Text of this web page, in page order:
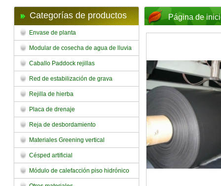
Categorías de productos
Envase de planta
Modular de cosecha de agua de lluvia
Caballo Paddock rejillas
Red de estabilización de grava
Rejilla de hierba
Placa de drenaje
Reja de desbordamiento
Materiales Greening vertical
Césped artificial
Módulo de calefacción piso hidrónico
Página de